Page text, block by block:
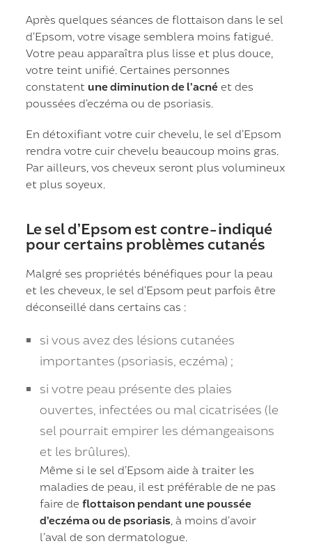
Après quelques séances de flottaison dans le sel
d’Epsom, votre visage semblera moins fatigué.
Votre peau apparaîtra plus lisse et plus douce,
votre teint unifié. Certaines personnes
constatent une diminution de l’acné et des
poussées d’eczéma ou de psoriasis.
En détoxifiant votre cuir chevelu, le sel d’Epsom
rendra votre cuir chevelu beaucoup moins gras.
Par ailleurs, vos cheveux seront plus volumineux
et plus soyeux.
Le sel d’Epsom est contre-indiqué
pour certains problèmes cutanés
Malgré ses propriétés bénéfiques pour la peau
et les cheveux, le sel d’Epsom peut parfois être
déconseillé dans certains cas :
si vous avez des lésions cutanées
importantes (psoriasis, eczéma) ;
si votre peau présente des plaies
ouvertes, infectées ou mal cicatrisées (le
sel pourrait empirer les démangeaisons
et les brûlures).
Même si le sel d’Epsom aide à traiter les
maladies de peau, il est préférable de ne pas
faire deflottaison pendant une poussée
d’eczéma ou de psoriasis , à moins d’avoir
l’aval de son dermatologue.